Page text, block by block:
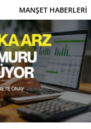
MANŞET HABERLERI